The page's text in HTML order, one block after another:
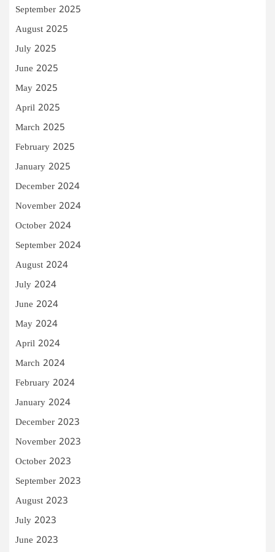
September 2025
August 2025
July 2025
June 2025
May 2025
April 2025
March 2025
February 2025
January 2025
December 2024
November 2024
October 2024
September 2024
August 2024
July 2024
June 2024
May 2024
April 2024
March 2024
February 2024
January 2024
December 2023
November 2023
October 2023
September 2023
August 2023
July 2023
June 2023